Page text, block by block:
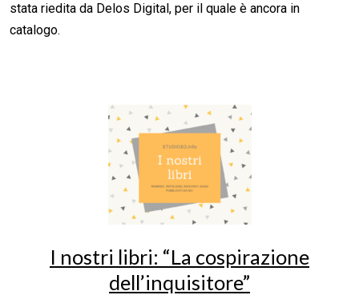
stata riedita da Delos Digital, per il quale è ancora in
catalogo.
I nostri libri: “La cospirazione
dell’inquisitore”